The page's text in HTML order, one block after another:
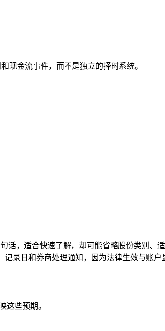
现金流事件，而不是独立的择时系统。
话，适合快速了解，却可能省略股份类别、
录日和券商处理通知，因为法律生效与账户
这些预期。